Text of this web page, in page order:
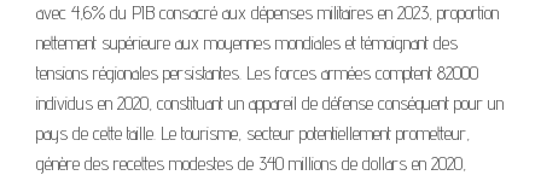
avec 4,6% du PIB consacré aux dépenses militaires en 2023, proportion
nettement supérieure aux moyennes mondiales et témoignant des
tensions régionales persistantes. Les forces armées comptent 82000
individus en 2020, constituant un appareil de défense conséquent pour un
pays de cette taille. Le tourisme, secteur potentiellement prometteur,
génère des recettes modestes de 340 millions de dollars en 2020,